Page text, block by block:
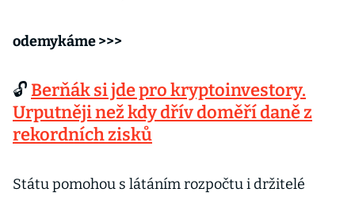
odemykáme >>>
🔓Berňák si jde pro kryptoinvestory.
Urputněji než kdy dřív doměří daně z
rekordních zisků
Státu pomohou s látáním rozpočtu i držitelé